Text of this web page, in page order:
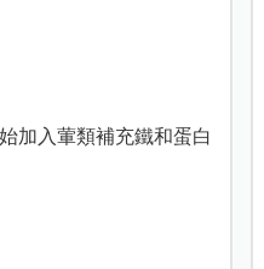
加入葷類補充鐵和蛋白